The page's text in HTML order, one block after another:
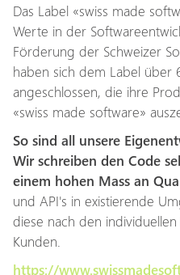
Das Label «swiss made
Werte in der
Förderung der Schweizer
haben sich dem Label über
angeschlossen, die ihre
«swiss made software»
So sind all unsere
Wir schreiben den Code
einem hohen Mass an
und API's in existierende
diese nach den
Kunden.
https://